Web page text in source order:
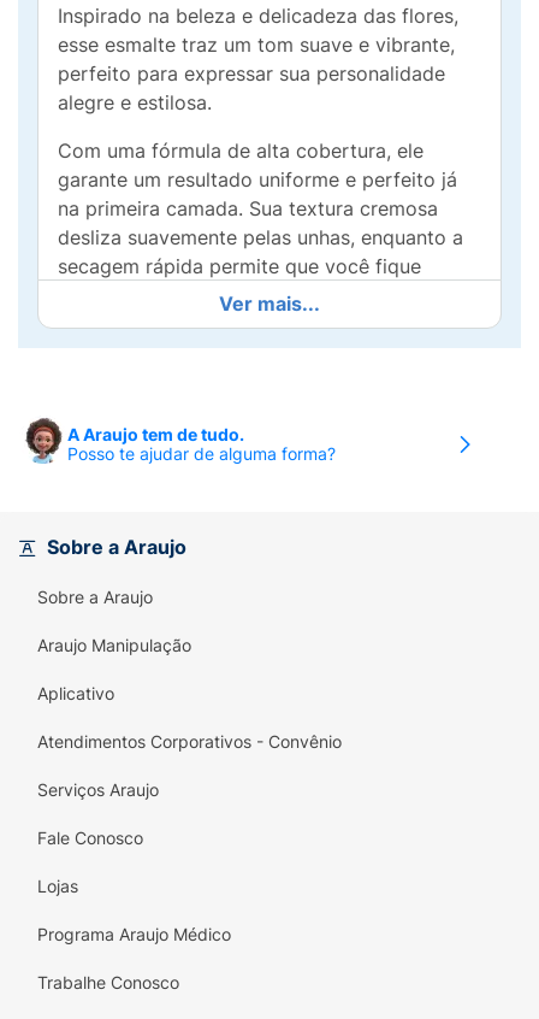
Inspirado na beleza e delicadeza das flores,
esse esmalte traz um tom suave e vibrante,
perfeito para expressar sua personalidade
alegre e estilosa.
Com uma fórmula de alta cobertura, ele
garante um resultado uniforme e perfeito já
na primeira camada. Sua textura cremosa
desliza suavemente pelas unhas, enquanto a
secagem rápida permite que você fique
pronta em minutos, sem preocupações.
Além de ser vegano, o Dailus Funky Flower é
na cor Peony Pop e adicione um toque de
frescor e feminilidade ao seu visual! Faça de
Ver mais...
A Araujo tem de tudo.
Posso te ajudar de alguma forma?
Sobre a Araujo
Sobre a Araujo
Araujo Manipulação
Aplicativo
Atendimentos Corporativos - Convênio
Serviços Araujo
Fale Conosco
Lojas
Programa Araujo Médico
Trabalhe Conosco